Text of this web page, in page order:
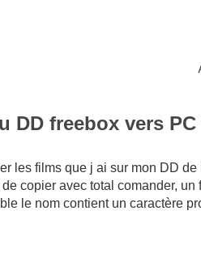
DD freebox vers PC
les films que j ai sur mon DD de
copier avec total comander, un
le nom contient un caractère